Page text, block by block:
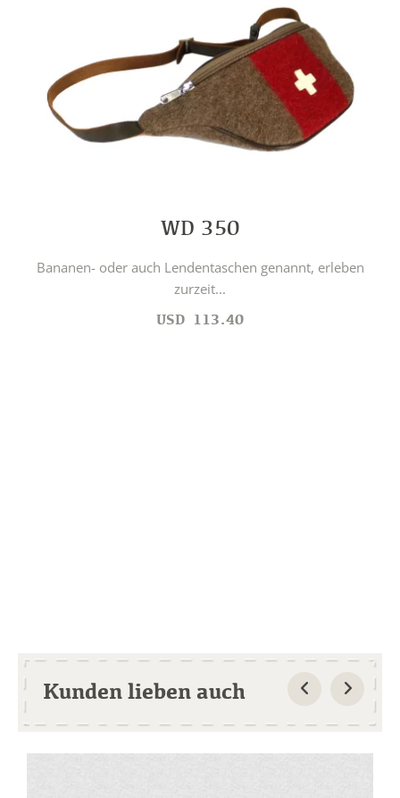
WD 350
Bananen- oder auch Lendentaschen genannt, erleben
zurzeit...
USD 113.40
Kunden lieben auch